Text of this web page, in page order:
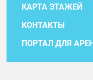
КАРТА ЭТАЖЕЙ
КОНТАКТЫ
ПОРТАЛ ДЛЯ